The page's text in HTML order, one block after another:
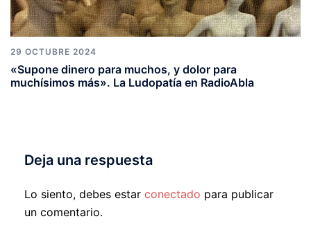
29 OCTUBRE 2024
«Supone dinero para muchos, y dolor para
muchísimos más». La Ludopatía en RadioAbla
Deja una respuesta
Lo siento, debes estar conectado para publicar
un comentario.